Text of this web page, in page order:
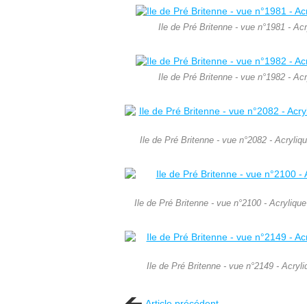
Ile de Pré Britenne - vue n°1981 -
Ile de Pré Britenne - vue n°1982 -
Ile de Pré Britenne - vue n°2082 -
Ile de Pré Britenne - vue n°2100 -
Ile de Pré Britenne - vue n°2149 -